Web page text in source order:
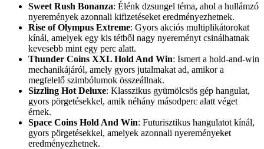
Sweet Rush Bonanza: Élénk dzsungel téma, ahol a hullámzó
nyeremények azonnali kifizetéseket eredményezhetnek.
Rise of Olympus Extreme: Gyors akciós multiplikátorokat
kínál, amelyek egy kis tétből nagy nyereményt csinálhatnak
kevesebb mint egy perc alatt.
Thunder Coins XXL Hold And Win: Ismert a hold-and-win
mechanikájáról, amely gyors jutalmakat ad, amikor a
megfelelő szimbólumok összeállnak.
Sizzling Hot Deluxe: Klasszikus gyümölcsös gép hangulat,
gyors pörgetésekkel, amik néhány másodperc alatt véget
érnek.
Space Coins Hold And Win: Futurisztikus hangulatot kínál,
gyors pörgetésekkel, amelyek azonnali nyereményeket
eredményezhetnek.